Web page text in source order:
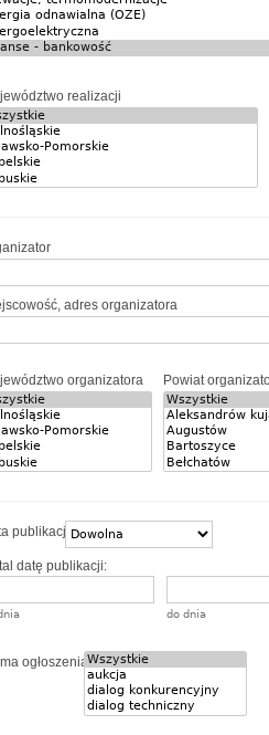
realizacji
adres organizatora
organizatora Powiat
publikacji
datę publikacji:
do dnia
ogłoszenia